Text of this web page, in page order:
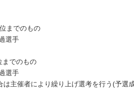
までのもの
選手
でのもの
選手
主催者により繰り上げ選考を行う(予選